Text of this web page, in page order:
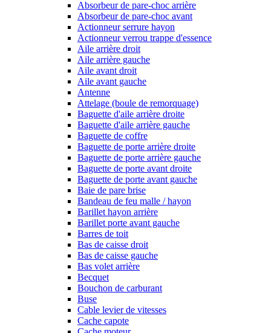
Absorbeur de pare-choc arrière
Absorbeur de pare-choc avant
Actionneur serrure hayon
Actionneur verrou trappe d'essence
Aile arrière droit
Aile arrière gauche
Aile avant droit
Aile avant gauche
Antenne
Attelage (boule de remorquage)
Baguette d'aile arrière droite
Baguette d'aile arrière gauche
Baguette de coffre
Baguette de porte arrière droite
Baguette de porte arrière gauche
Baguette de porte avant droite
Baguette de porte avant gauche
Baie de pare brise
Bandeau de feu malle / hayon
Barillet hayon arrière
Barillet porte avant gauche
Barres de toit
Bas de caisse droit
Bas de caisse gauche
Bas volet arrière
Becquet
Bouchon de carburant
Buse
Cable levier de vitesses
Cache capote